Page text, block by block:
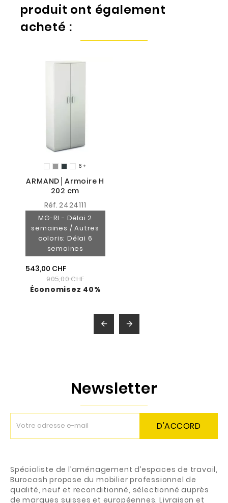
produit ont également
acheté :
6 
ARMAND│Armoire H
202 cm
Réf. 2424111
MG-RI - Délai 2
semaines / Autres
coloris: Délai 6
semaines
543,00 CHF
905,00 CHF
Économisez 40%
 
Newsletter
D'ACCORD
Spécialiste de l’aménagement d’espaces de travail,
Burocash propose du mobilier professionnel de
qualité, neuf et reconditionné, sélectionné auprès
de marques suisses et européennes. Livraison et